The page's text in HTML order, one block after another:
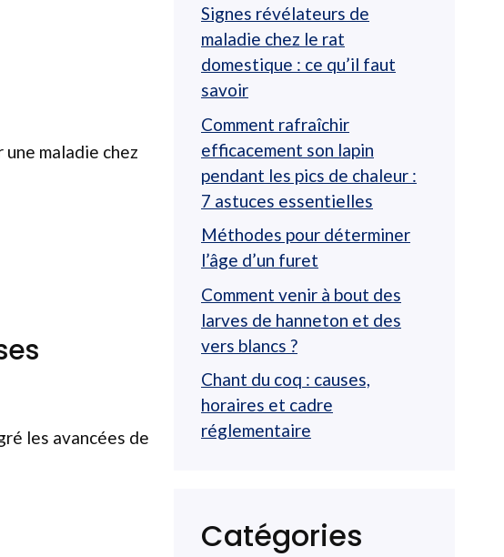
maladie chez
les avancées de
Signes révélateurs de
maladie chez le rat
domestique : ce qu’il faut
savoir
Comment rafraîchir
efficacement son lapin
pendant les pics de chaleur :
7 astuces essentielles
Méthodes pour déterminer
l’âge d’un furet
Comment venir à bout des
larves de hanneton et des
vers blancs ?
Chant du coq : causes,
horaires et cadre
réglementaire
Catégories